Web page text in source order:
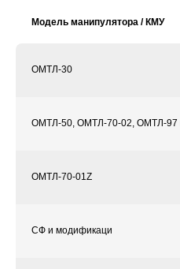
Модель манипулятора / КМУ
ОМТЛ-30
ОМТЛ-50, ОМТЛ-70-02, ОМТЛ-97
ОМТЛ-70-01Z
СФ и модификаци